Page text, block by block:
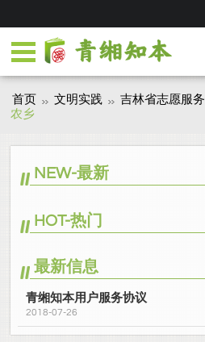
首页 文明实践 吉林省志愿服务
农乡
NEW-最新
HOT-热门
最新信息
青缃知本用户服务协议
2018-07-26